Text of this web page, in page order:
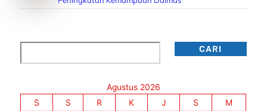
CARI
Agustus 2026
S
S R K J S
M